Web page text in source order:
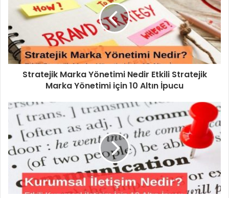
Stratejik Marka Yönetimi Nedir Etkili Stratejik
Marka Yönetimi için 10 Altın İpucu